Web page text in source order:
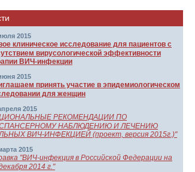
2015
клиническое исследование для пациентов с
вирусологической эффективности
ВИЧ-инфекции
2015
принять участие в эпидемиологическом
для женщин
2015
РЕКОМЕНДАЦИИ ПО
НАБЛЮДЕНИЮ И ЛЕЧЕНИЮ
ВИЧ-ИНФЕКЦИЕЙ (проект, версия 2015г.)"
2015
"ВИЧ-инфекция в Российской Федерации на
2014 г."